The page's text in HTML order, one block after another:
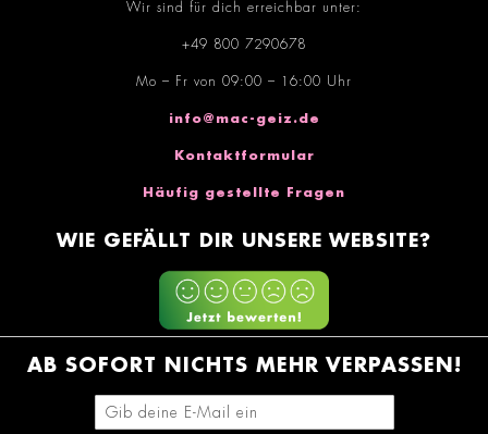
Wir sind für dich erreichbar unter:
+49 800 7290678
Mo – Fr von 09:00 – 16:00 Uhr
info@mac-geiz.de
Kontaktformular
Häufig gestellte Fragen
WIE GEFÄLLT DIR UNSERE WEBSITE?
AB SOFORT NICHTS MEHR VERPASSEN!
E-Mail-Adresse eingeben